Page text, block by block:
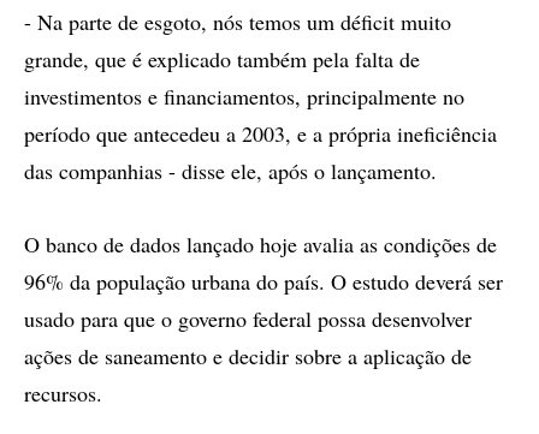
- Na parte de esgoto, nós temos um déficit muito
grande, que é explicado também pela falta de
investimentos e financiamentos, principalmente no
período que antecedeu a 2003, e a própria ineficiência
das companhias - disse ele, após o lançamento.
O banco de dados lançado hoje avalia as condições de
96% da população urbana do país. O estudo deverá ser
usado para que o governo federal possa desenvolver
ações de saneamento e decidir sobre a aplicação de
recursos.